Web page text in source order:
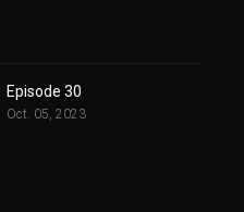
Episode 30
Oct. 05, 2023